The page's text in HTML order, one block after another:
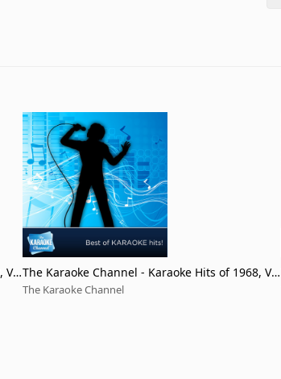
Vo The Karaoke Channel - Karaoke Hits of 1968, Vo
l. 7
The Karaoke Channel